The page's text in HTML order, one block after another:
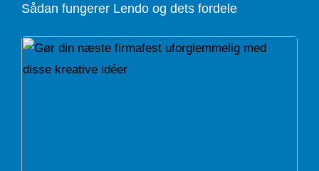
Sådan fungerer Lendo og dets fordele